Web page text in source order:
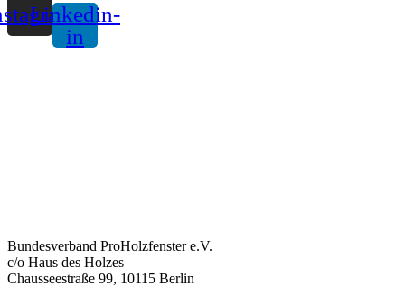
Linkedin-
in
Bundesverband ProHolzfenster e.V.
c/o Haus des Holzes
Chausseestraße 99, 10115 Berlin